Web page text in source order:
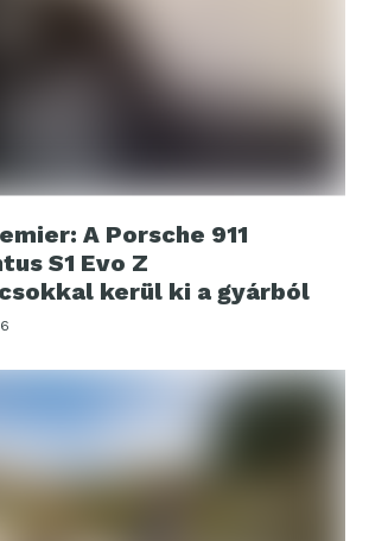
A Porsche 911
S1 Evo Z
kerül ki a gyárból